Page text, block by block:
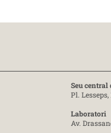
Seu central
Pl.
Laboratori
Av.